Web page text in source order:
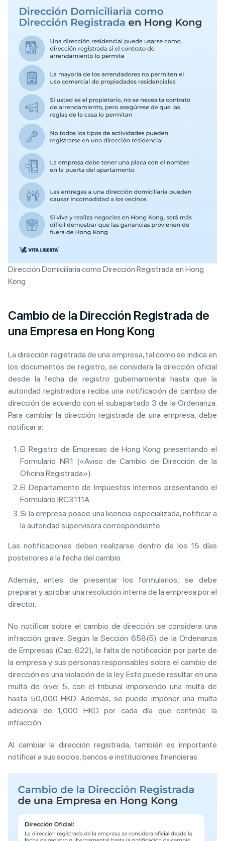
Dirección Domiciliaria como Dirección Registrada en Hong
Kong
Cambio de la Dirección Registrada de
una Empresa en Hong Kong
La dirección registrada de una empresa, tal como se indica en
los documentos de registro, se considera la dirección oficial
desde la fecha de registro gubernamental hasta que la
autoridad registradora reciba una notificación de cambio de
dirección de acuerdo con el subapartado 3 de la Ordenanza.
Para cambiar la dirección registrada de una empresa, debe
notificar a:
El Registro de Empresas de Hong Kong presentando el
Formulario NR1 («Aviso de Cambio de Dirección de la
Oficina Registrada»).
El Departamento de Impuestos Internos presentando el
Formulario IRC3111A.
Si la empresa posee una licencia especializada, notificar a
la autoridad supervisora correspondiente.
Las notificaciones deben realizarse dentro de los 15 días
posteriores a la fecha del cambio.
Además, antes de presentar los formularios, se debe
preparar y aprobar una resolución interna de la empresa por el
director.
No notificar sobre el cambio de dirección se considera una
infracción grave. Según la Sección 658(5) de la Ordenanza
de Empresas (Cap. 622), la falta de notificación por parte de
la empresa y sus personas responsables sobre el cambio de
dirección es una violación de la ley. Esto puede resultar en una
multa de nivel 5, con el tribunal imponiendo una multa de
hasta 50,000 HKD. Además, se puede imponer una multa
adicional de 1,000 HKD por cada día que continúe la
infracción.
Al cambiar la dirección registrada, también es importante
notificar a sus socios, bancos e instituciones financieras.